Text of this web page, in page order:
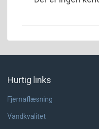
Hurtig links
Fjernaflæsning
Vandkvalitet